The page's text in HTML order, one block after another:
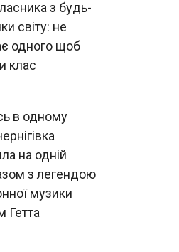
з будь-
світу: не
одного щоб
клас
в одному
на одній
з легендою
музики
Гетта